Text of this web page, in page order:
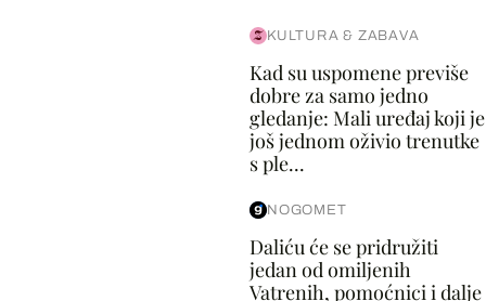
KULTURA & ZABAVA
Kad su uspomene previše
dobre za samo jedno
gledanje: Mali uređaj koji je
još jednom oživio trenutke
s ple...
NOGOMET
Daliću će se pridružiti
jedan od omiljenih
Vatrenih, pomoćnici i dalje